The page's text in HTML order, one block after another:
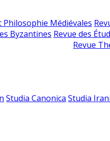
Philosophie Médiévales
Byzantines Revue des
Revue
Studia Canonica Studia